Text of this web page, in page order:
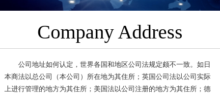
Company Address
公司地址如何认定，世界各国和地区公司法规定颇不一致。如日
本商法以总公司（本公司）所在地为其住所；英国公司法以公司实际
上进行管理的地方为其住所；美国法以公司注册的地方为其住所；德